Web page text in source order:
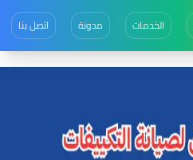
الخدمات مدونة اتصل بنا